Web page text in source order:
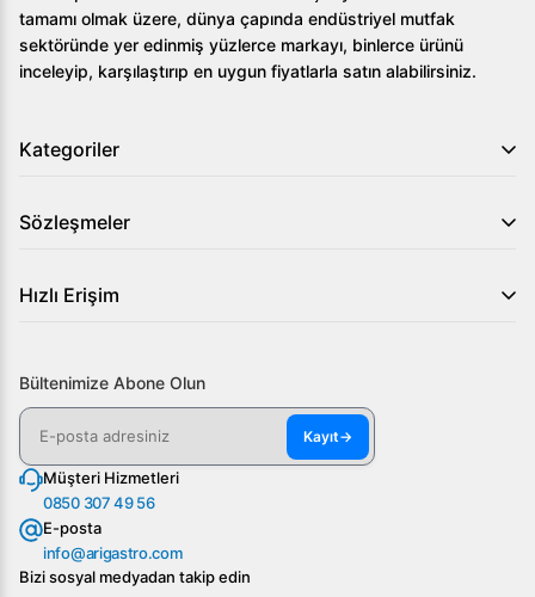
tamamı olmak üzere, dünya çapında endüstriyel mutfak
sektöründe yer edinmiş yüzlerce markayı, binlerce ürünü
inceleyip, karşılaştırıp en uygun fiyatlarla satın alabilirsiniz.
Kategoriler
Sözleşmeler
Hızlı Erişim
Bültenimize Abone Olun
Kayıt→
Müşteri Hizmetleri
0850 307 49 56
E-posta
info@arigastro.com
Bizi sosyal medyadan takip edin